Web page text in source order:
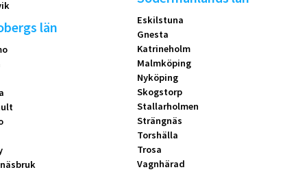
län
Eskilstuna
Gnesta
Katrineholm
Malmköping
Nyköping
Skogstorp
Stallarholmen
Strängnäs
Torshälla
Trosa
Vagnhärad